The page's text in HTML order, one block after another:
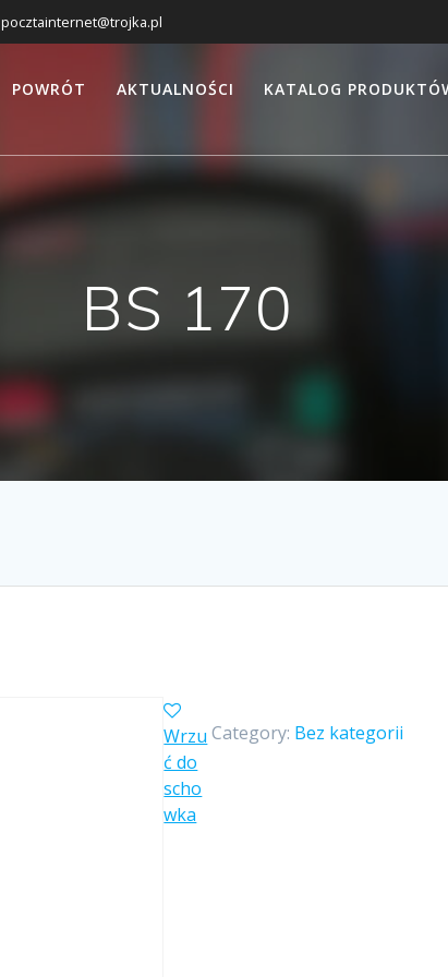
pocztainternet@trojka.pl
POWRÓT AKTUALNOŚCI KATALOG
BS 170
Category: Bez kategorii
Wrzu
ć do
scho
wka